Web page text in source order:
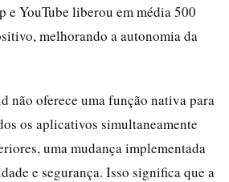
e YouTube liberou em média 500
melhorando a autonomia da
não oferece uma função nativa para
os aplicativos simultaneamente
uma mudança implementada
e segurança. Isso significa que a